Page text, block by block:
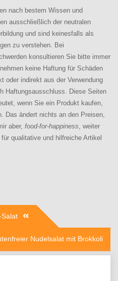
nach bestem Wissen und
ausschließlich der neutralen
und sind keinesfalls als
zu verstehen. Bei
konsultieren Sie bitte immer
keine Haftung für Schäden
oder indirekt aus der Verwendung
Haftungsausschluss. Diese Seiten
wenn Sie ein Produkt kaufen,
Das ändert nichts an den Preisen,
aber, food-for-happiness, weiter
qualitative und hilfreiche Artikel
Nudelsalat mit Brokkoli